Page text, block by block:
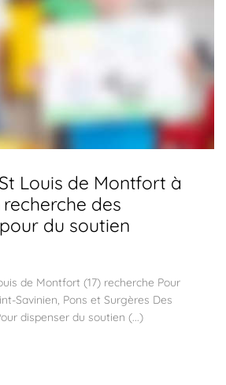
Louis de Montfort à
des
du soutien
de Montfort (17) recherche Pour
Savinien, Pons et Surgères Des
dispenser du soutien (...)